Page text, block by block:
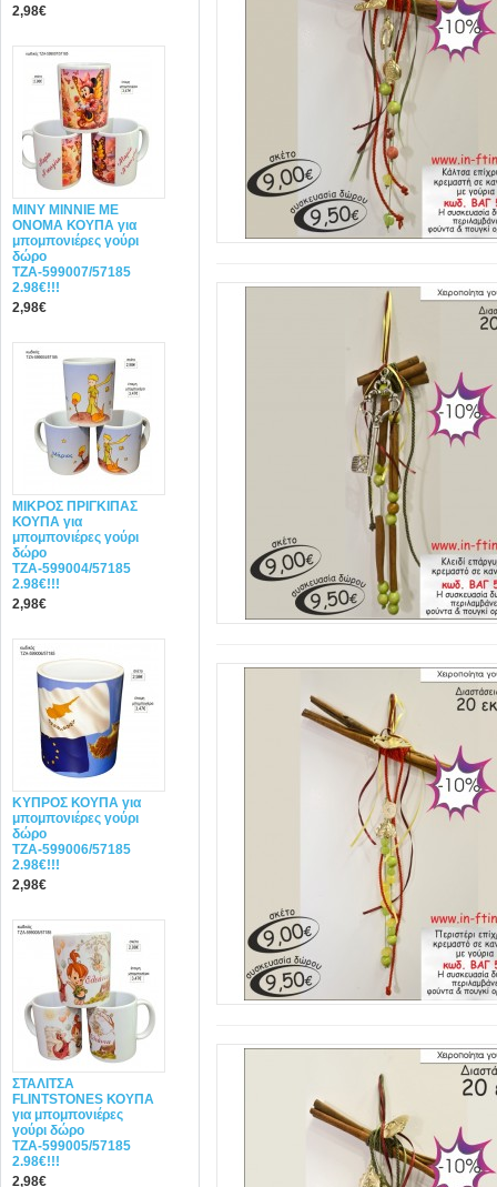
2,98€
MINY ΜΙΝΝΙΕ ME
ONOMA ΚΟΥΠΑ για
μπομπονιέρες γούρι
δώρο
ΤΖΑ-599007/57185
2.98€!!!
2,98€
ΜΙΚΡΟΣ ΠΡΙΓΚΙΠΑΣ
ΚΟΥΠΑ για
μπομπονιέρες γούρι
δώρο
ΤΖΑ-599004/57185
2.98€!!!
2,98€
ΚΥΠΡΟΣ ΚΟΥΠΑ για
μπομπονιέρες γούρι
δώρο
ΤΖΑ-599006/57185
2.98€!!!
2,98€
ΣΤΑΛΙΤΣΑ
FLINTSTONES ΚΟΥΠΑ
για μπομπονιέρες
γούρι δώρο
ΤΖΑ-599005/57185
2.98€!!!
2,98€